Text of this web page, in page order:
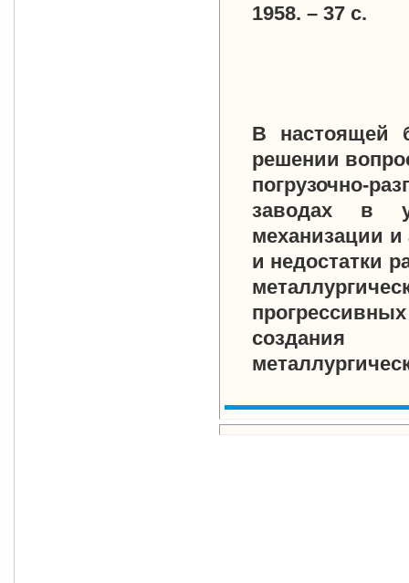
1958. – 37 с.
В настоящей
решении
погрузочно-
заводах в
механизации
и недостатки
создания